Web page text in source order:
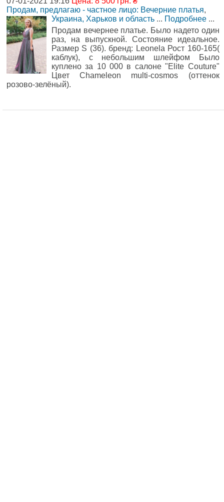
Продам, предлагаю - частное лицо: Вечерние платья,
Украина, Харьков и область ... Подробнее ...
Продам вечернее платье. Было надето один
раз, на выпускной. Состояние идеальное.
Размер S (36). бренд: Leonela Рост 160-165(
каблук), с небольшим шлейфом Было
куплено за 10 000 в салоне "Elite Couture"
Цвет Chameleon multi-cosmos (оттенок
розово-зелёный).